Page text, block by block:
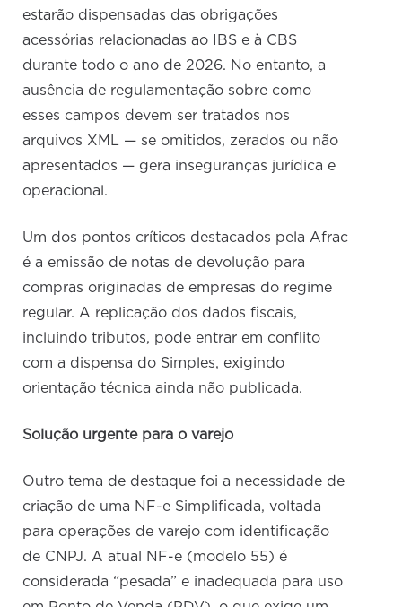
estarão dispensadas das obrigações
acessórias relacionadas ao IBS e à CBS
durante todo o ano de 2026. No entanto, a
ausência de regulamentação sobre como
esses campos devem ser tratados nos
arquivos XML — se omitidos, zerados ou não
apresentados — gera inseguranças jurídica e
operacional.
Um dos pontos críticos destacados pela Afrac
é a emissão de notas de devolução para
compras originadas de empresas do regime
regular. A replicação dos dados fiscais,
incluindo tributos, pode entrar em conflito
com a dispensa do Simples, exigindo
orientação técnica ainda não publicada.
Solução urgente para o varejo
Outro tema de destaque foi a necessidade de
criação de uma NF-e Simplificada, voltada
para operações de varejo com identificação
de CNPJ. A atual NF-e (modelo 55) é
considerada “pesada” e inadequada para uso